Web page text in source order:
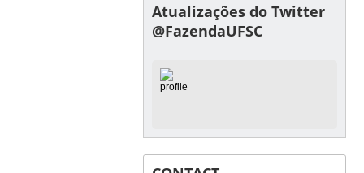
Atualizações do Twitter
@FazendaUFSC